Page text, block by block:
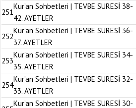
251
Kur’an Sohbetleri | TEVBE SURESİ 38-
42. AYETLER
252
Kur’an Sohbetleri | TEVBE SURESİ 36-
37. AYETLER
253
Kur’an Sohbetleri | TEVBE SURESİ 34-
35. AYETLER
254
Kur’an Sohbetleri | TEVBE SURESİ 32-
33. AYETLER
Kur’an Sohbetleri | TEVBE SURESİ 30-